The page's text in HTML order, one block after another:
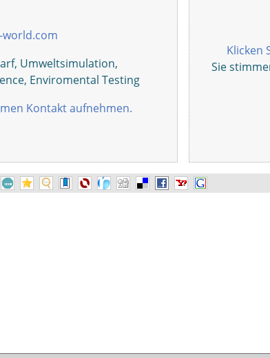
Umweltsimulation,
Enviromental Testing
Kontakt aufnehmen.
Klicken
Sie